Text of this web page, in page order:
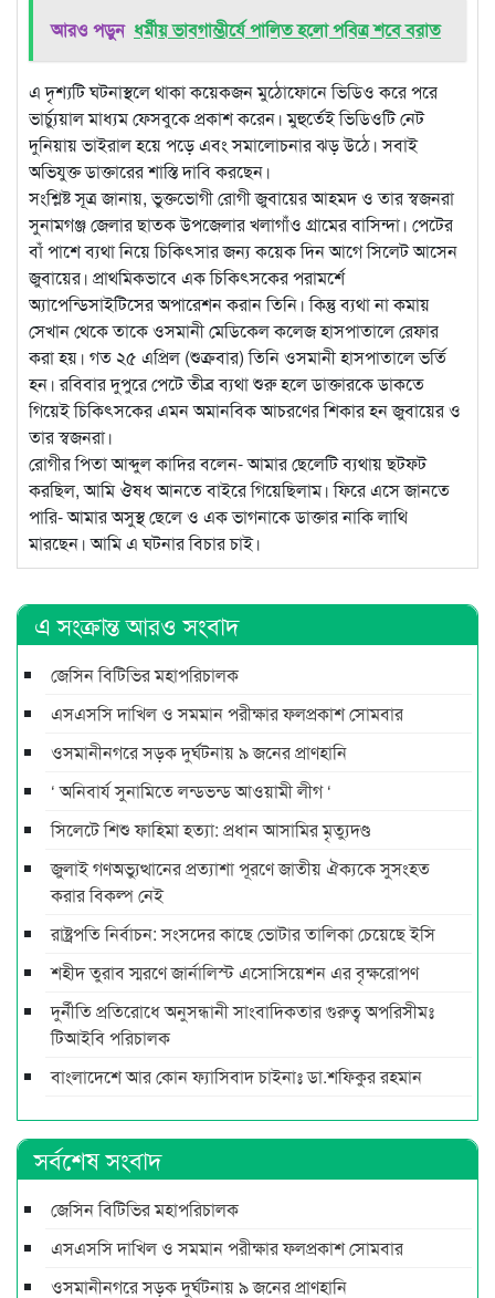
আরও পড়ুন ধর্মীয় ভাবগাম্ভীর্যে পালিত হলো পবিত্র শবে বরাত
এ দৃশ্যটি ঘটনাস্থলে থাকা কয়েকজন মুঠোফোনে ভিডিও করে পরে
ভার্চ্যুয়াল মাধ্যম ফেসবুকে প্রকাশ করেন। মুহুর্তেই ভিডিওটি নেট
দুনিয়ায় ভাইরাল হয়ে পড়ে এবং সমালোচনার ঝড় উঠে। সবাই
অভিযুক্ত ডাক্তারের শাস্তি দাবি করছেন।
সংশ্লিষ্ট সূত্র জানায়, ভুক্তভোগী রোগী জুবায়ের আহমদ ও তার স্বজনরা
সুনামগঞ্জ জেলার ছাতক উপজেলার খলাগাঁও গ্রামের বাসিন্দা। পেটের
বাঁ পাশে ব্যথা নিয়ে চিকিৎসার জন্য কয়েক দিন আগে সিলেট আসেন
জুবায়ের। প্রাথমিকভাবে এক চিকিৎসকের পরামর্শে
অ্যাপেন্ডিসাইটিসের অপারেশন করান তিনি। কিন্তু ব্যথা না কমায়
সেখান থেকে তাকে ওসমানী মেডিকেল কলেজ হাসপাতালে রেফার
করা হয়। গত ২৫ এপ্রিল (শুক্রবার) তিনি ওসমানী হাসপাতালে ভর্তি
হন। রবিবার দুপুরে পেটে তীব্র ব্যথা শুরু হলে ডাক্তারকে ডাকতে
গিয়েই চিকিৎসকের এমন অমানবিক আচরণের শিকার হন জুবায়ের ও
তার স্বজনরা।
রোগীর পিতা আব্দুল কাদির বলেন- আমার ছেলেটি ব্যথায় ছটফট
করছিল, আমি ঔষধ আনতে বাইরে গিয়েছিলাম। ফিরে এসে জানতে
পারি- আমার অসুস্থ ছেলে ও এক ভাগনাকে ডাক্তার নাকি লাথি
মারছেন। আমি এ ঘটনার বিচার চাই।
এ সংক্রান্ত আরও সংবাদ
জেসিন বিটিভির মহাপরিচালক
এসএসসি দাখিল ও সমমান পরীক্ষার ফলপ্রকাশ সোমবার
ওসমানীনগরে সড়ক দুর্ঘটনায় ৯ জনের প্রাণহানি
‘ অনিবার্য সুনামিতে লন্ডভন্ড আওয়ামী লীগ ‘
সিলেটে শিশু ফাহিমা হত্যা: প্রধান আসামির মৃত্যুদণ্ড
জুলাই গণঅভ্যুত্থানের প্রত্যাশা পূরণে জাতীয় ঐক্যকে সুসংহত
করার বিকল্প নেই
রাষ্ট্রপতি নির্বাচন: সংসদের কাছে ভোটার তালিকা চেয়েছে ইসি
শহীদ তুরাব স্মরণে জার্নালিস্ট এসোসিয়েশন এর বৃক্ষরোপণ
দুর্নীতি প্রতিরোধে অনুসন্ধানী সাংবাদিকতার গুরুত্ব অপরিসীমঃ
টিআইবি পরিচালক
বাংলাদেশে আর কোন ফ্যাসিবাদ চাইনাঃ ডা.শফিকুর রহমান
সর্বশেষ সংবাদ
জেসিন বিটিভির মহাপরিচালক
এসএসসি দাখিল ও সমমান পরীক্ষার ফলপ্রকাশ সোমবার
ওসমানীনগরে সড়ক দুর্ঘটনায় ৯ জনের প্রাণহানি